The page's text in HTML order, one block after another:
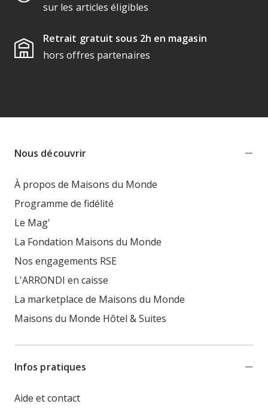
sur les articles éligibles
Retrait gratuit sous 2h en magasin
hors offres partenaires
Nous découvrir
À propos de Maisons du Monde
Programme de fidélité
Le Mag'
La Fondation Maisons du Monde
Nos engagements RSE
L'ARRONDI en caisse
La marketplace de Maisons du Monde
Maisons du Monde Hôtel & Suites
Infos pratiques
Aide et contact